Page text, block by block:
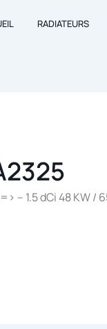
RADIATEURS
– 1.5 dCi 48 KW /